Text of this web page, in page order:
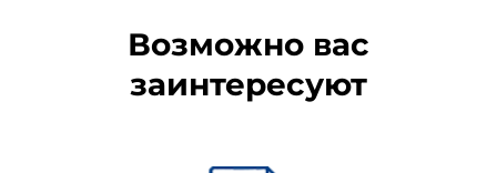
Возможно вас
заинтересуют